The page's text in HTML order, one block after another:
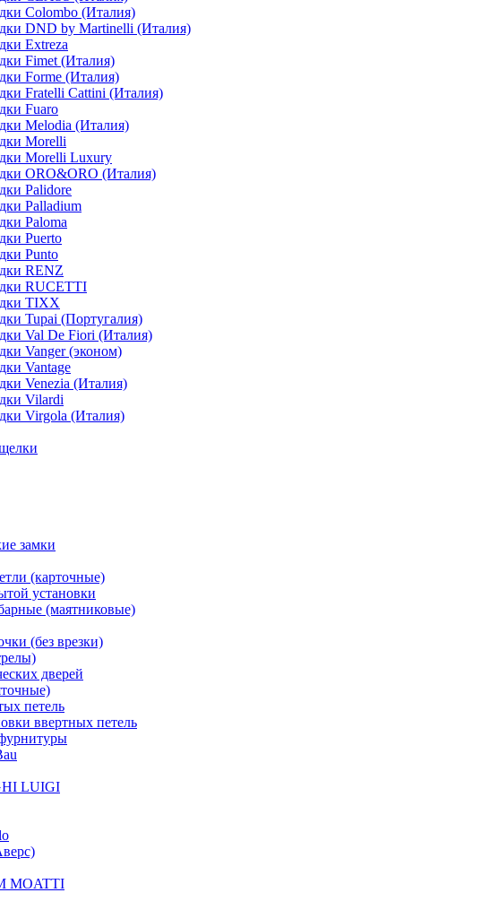
Colombo (Италия)
DND by Martinelli (Италия)
Extreza
Fimet (Италия)
Forme (Италия)
Fratelli Cattini (Италия)
Fuaro
Melodia (Италия)
Morelli
Morelli Luxury
ORO&ORO (Италия)
Palidore
Palladium
Paloma
Puerto
Punto
RENZ
RUCETTI
TIXX
Tupai (Португалия)
Val De Fiori (Италия)
Vanger (эконом)
Vantage
Venezia (Италия)
Vilardi
Virgola (Италия)
замки
(карточные)
установки
(маятниковые)
(без врезки)
дверей
петель
ввертных петель
LUIGI
MOATTI